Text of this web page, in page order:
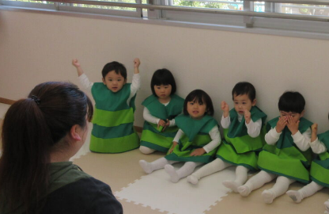
今日の幼稚園